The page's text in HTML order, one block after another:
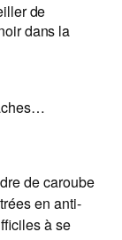
de
dans la
de caroube
en anti-
à se